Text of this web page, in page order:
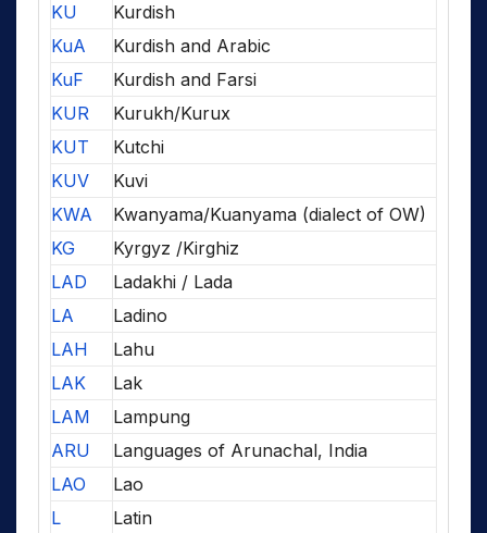
KU
Kurdish
KuA
Kurdish and Arabic
KuF
Kurdish and Farsi
KUR
Kurukh/Kurux
KUT
Kutchi
KUV
Kuvi
KWA
Kwanyama/Kuanyama (dialect of OW)
KG
Kyrgyz /Kirghiz
LAD
Ladakhi / Lada
LA
Ladino
LAH
Lahu
LAK
Lak
LAM
Lampung
ARU
Languages of Arunachal, India
LAO
Lao
L
Latin